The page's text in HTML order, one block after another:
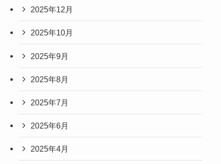
2025年12月
2025年10月
2025年9月
2025年8月
2025年7月
2025年6月
2025年4月